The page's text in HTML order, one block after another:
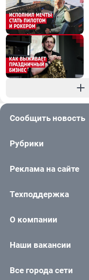
Сообщить новость
Рубрики
Реклама на сайте
Техподдержка
О компании
Наши вакансии
Все города сети